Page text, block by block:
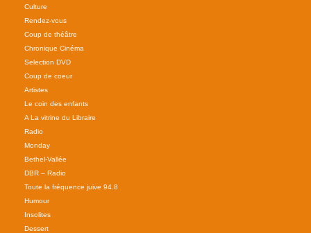
Culture
Rendez-vous
Coup de théâtre
Chronique Cinéma
Selection DVD
Coup de coeur
Artistes
Le coin des enfants
A La vitrine du Libraire
Radio
Monday
Bethel-Vallée
DBR – Radio
Toute la fréquence juive 94.8
Humour
Insolites
Dessert